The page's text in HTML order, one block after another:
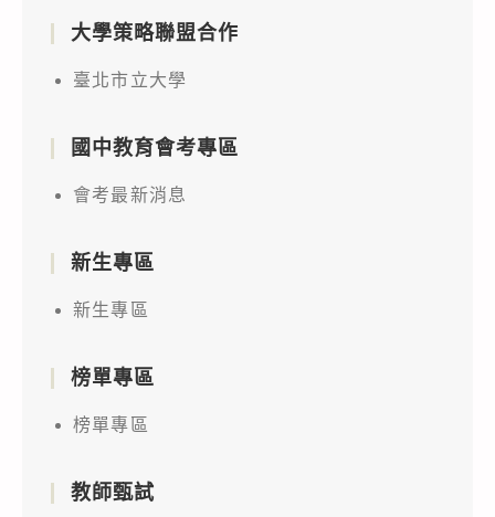
大學策略聯盟合作
臺北市立大學
國中教育會考專區
會考最新消息
新生專區
新生專區
榜單專區
榜單專區
教師甄試